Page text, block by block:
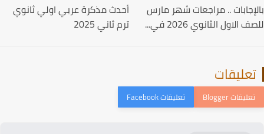
.. مراجعات شهر مارس
الثانوي 2026 في...
أحدث مذكرة عربي اولي ثانوي
ترم ثاني 2025